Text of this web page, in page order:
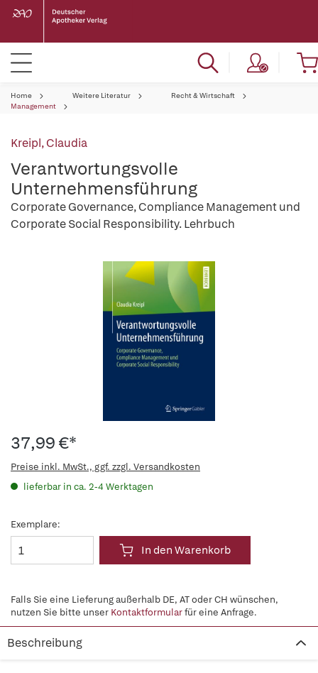
Home Weitere Literatur
Recht & Wirtschaft
Management
Kreipl, Claudia
Verantwortungsvolle
Unternehmensführung
Corporate Governance, Compliance Management und
Corporate Social Responsibility. Lehrbuch
37,99 €*
Preise inkl. MwSt., ggf. zzgl. Versandkosten
lieferbar in ca. 2-4 Werktagen
Exemplare:
In den Warenkorb
Falls Sie eine Lieferung außerhalb DE, AT oder CH wünschen,
nutzen Sie bitte unser Kontaktformularfür eine Anfrage.
Beschreibung